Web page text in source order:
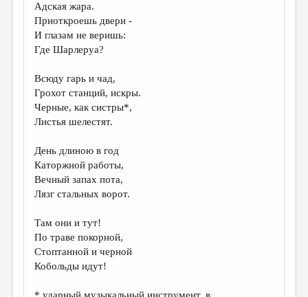
КНИЖНАЯ ПОЛКА
ОБЗОР ЛИТЕРАТУРЫ
ОБЪЯВЛЕНИЯ
КОЛОНКА РЕДАКТОРА
ОТ РЕДАКЦИИ
МАЛАЯ ПРОЗА
ЛИТЕРАТУРОВЕДЕНИЕ
КУЛЬТУРОВЕДЕНИЕ
Адская жара.
Приоткроешь двери -
И глазам не веришь:
Где Шарлеруа?
Всюду гарь и чад,
Грохот станций, искры.
Черные, как систры*,
Листья шелестят.
День длиною в год
Каторжной работы,
Вечный запах пота,
Лязг стальных ворот.
Там они и тут!
По траве покорной,
Стоптанной и черной
Кобольды идут!